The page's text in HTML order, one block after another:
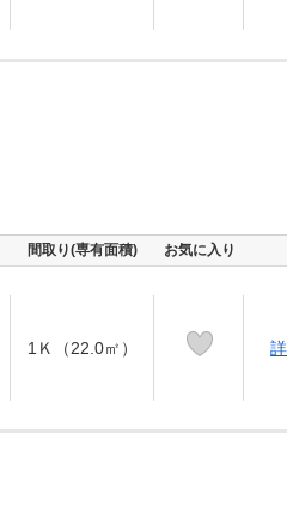
間取り(専有面積) お気に入り
1Ｋ（22.0㎡）